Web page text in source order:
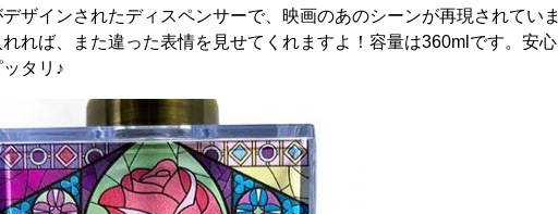
ザインされたディスペンサーで、映画のあのシーンが再現されていま
れば、また違った表情を見せてくれますよ！容量は360mlです。安心
タリ♪